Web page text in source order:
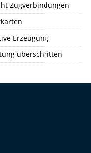
Zugverbindungen
Erzeugung
überschritten